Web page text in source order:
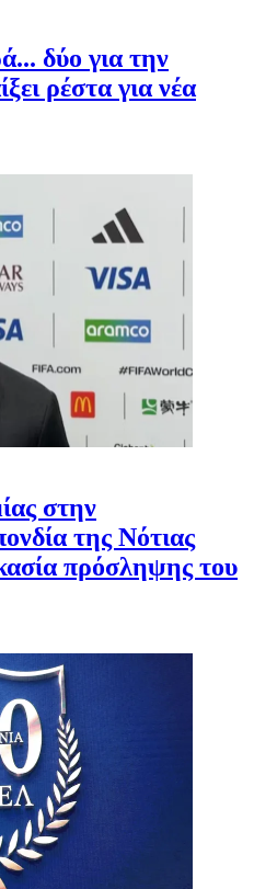
δύο για την
ρέστα για νέα
στην
της Νότιας
πρόσληψης του